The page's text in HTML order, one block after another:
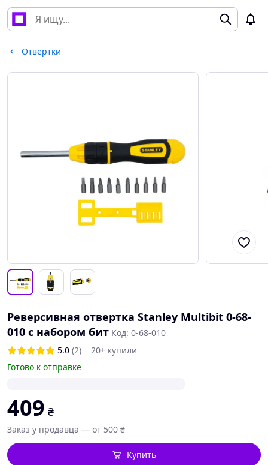
Отвертки
Реверсивная отвертка Stanley Multibit 0-68-
010 с набором бит Код: 0-68-010
5.0 (2)
20+ купили
Готово к отправке
409 ₴
Заказ у продавца — от 500 ₴
Купить